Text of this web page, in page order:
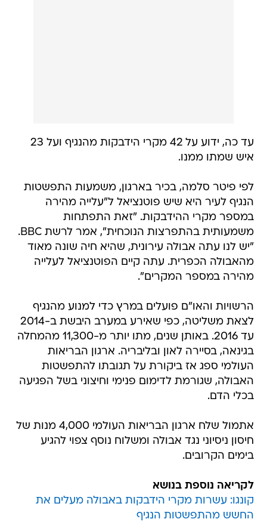
עד כה, ידוע על 42 מקרי הידבקות מהנגיף ועל 23
איש שמתו ממנו.
לפי פיטר סלמה, בכיר בארגון, משמעות התפשטות
הנגיף לעיר היא שיש פוטנציאל ל"עלייה מהירה
במספר מקרי ההידבקות. "זאת התפתחות
משמעותית בהתפרצות הנוכחית", אמר לרשת BBC.
"יש לנו עתה אבולה עירונית, שהיא חיה שונה מאוד
מהאבולה הכפרית. עתה קיים הפוטנציאל לעלייה
מהירה במספר המקרים".
הרשויות והאו"ם פועלים במרץ כדי למנוע מהנגיף
לצאת משליטה, כפי שאירע במערב היבשת ב-2014
עד 2016. באותן שנים, מתו יותר מ-11,300 מהמחלה
בגינאה, בסיירה לאון ובליבריה. ארגון הבריאות
העולמי ספג אז ביקורת על תגובתו להתפשטות
האבולה, שגורמת לדימום פנימי וחיצוני בשל הפגיעה
בכלי הדם.
אתמול שלח ארגון הבריאות העולמי 4,000 מנות של
חיסון ניסיוני נגד אבולה ומשלוח נוסף צפוי להגיע
בימים הקרובים.
לקריאה נוספת בנושא
קונגו: עשרות מקרי הידבקות באבולה מעלים את
החשש מהתפשטות הנגיף